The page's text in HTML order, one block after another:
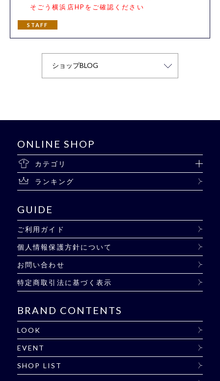
そごう横浜店HPをご確認ください
STAFF
ONLINE SHOP
カテゴリ
ランキング
GUIDE
ご利用ガイド
個人情報保護方針について
お問い合わせ
特定商取引法に基づく表示
BRAND CONTENTS
LOOK
EVENT
SHOP LIST